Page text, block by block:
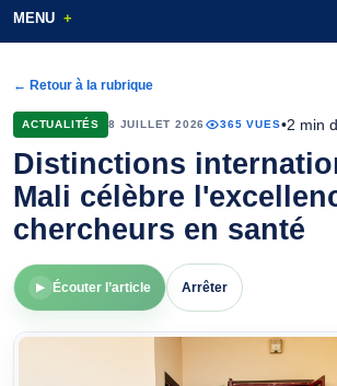
MENU
← Retour à la rubrique
ACTUALITÉS 8 JUILLET 2026 365 VUES•2 min
Distinctions
Mali célèbre
chercheurs en santé
▶ Écouter l’article Arrêter